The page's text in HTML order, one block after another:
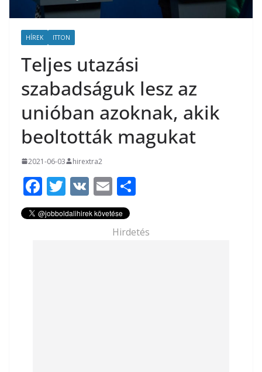
HÍREK ITTON
Teljes utazási
szabadságuk lesz az
unióban azoknak, akik
beoltották magukat
2021-06-03 hirextra2
F
ac
e
T
w
itt
V
K
E
m
ai
l
za
m
Hirdetés